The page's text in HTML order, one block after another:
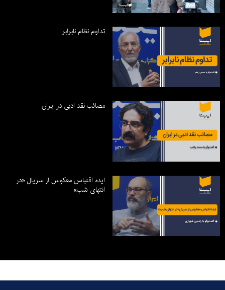
تداوم نظام نابرابر
مصائب نقد ادبی در ایران
ایده اقتباس معکوس از سریال «در
انتهای شب»